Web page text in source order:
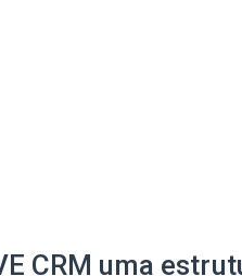
CRM uma